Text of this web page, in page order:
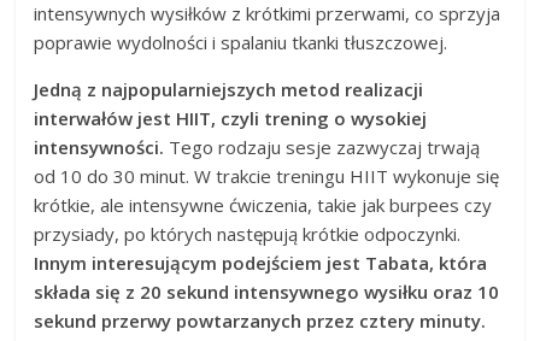
intensywnych wysiłków z krótkimi przerwami, co sprzyja
poprawie wydolności i spalaniu tkanki tłuszczowej.
Jedną z najpopularniejszych metod realizacji
interwałów jest HIIT, czyli trening o wysokiej
intensywności. Tego rodzaju sesje zazwyczaj trwają
od 10 do 30 minut. W trakcie treningu HIIT wykonuje się
krótkie, ale intensywne ćwiczenia, takie jak burpees czy
przysiady, po których następują krótkie odpoczynki.
Innym interesującym podejściem jest Tabata, która
składa się z 20 sekund intensywnego wysiłku oraz 10
sekund przerwy powtarzanych przez cztery minuty.